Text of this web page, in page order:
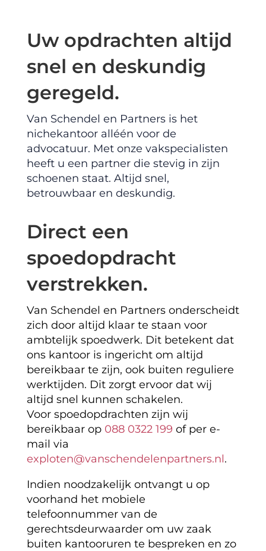
Uw opdrachten altijd
snel en deskundig
geregeld.
Van Schendel en Partners is het
nichekantoor alléén voor de
advocatuur. Met onze vakspecialisten
heeft u een partner die stevig in zijn
schoenen staat. Altijd snel,
betrouwbaar en deskundig.
Direct een
spoedopdracht
verstrekken.
Van Schendel en Partners onderscheidt
zich door altijd klaar te staan voor
ambtelijk spoedwerk. Dit betekent dat
ons kantoor is ingericht om altijd
bereikbaar te zijn, ook buiten reguliere
werktijden. Dit zorgt ervoor dat wij
altijd snel kunnen schakelen.
Voor spoedopdrachten zijn wij
bereikbaar op 088 0322 199 of per e-
mail via
exploten@vanschendelenpartners.nl.
Indien noodzakelijk ontvangt u op
voorhand het mobiele
telefoonnummer van de
gerechtsdeurwaarder om uw zaak
buiten kantooruren te bespreken en zo